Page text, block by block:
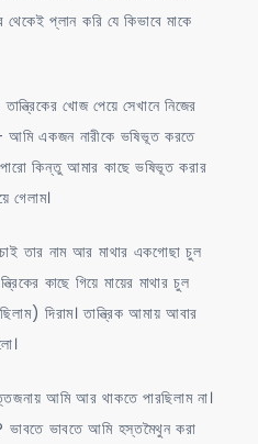
প্লান করি যে কিভাবে মাকে
খোজ পেয়ে সেখানে নিজের
আমি একজন নারীকে ভষিভূত করতে
কিন্তু আমার কাছে ভষিভূত করার
গেলাম।
তার নাম আর মাথার একগোছা চুল
কাছে গিয়ে মায়ের মাথার চুল
দিরাম। তান্ত্রিক আমায় আবার
আমি আর থাকতে পারছিলাম না।
ভাবতে ভাবতে আমি হস্তমৈথুন করা